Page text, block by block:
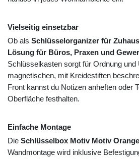
Vielseitig einsetzbar
Ob als Schlüsselorganizer für
Lösung für Büros, Praxen und
Schlüsselkasten sorgt für Ordnung
magnetischen, mit Kreidestiften
Front kannst du Notizen anheften oder
Oberfläche festhalten.
Einfache Montage
Die Schlüsselbox Motiv Motiv
Wandmontage wird inklusive